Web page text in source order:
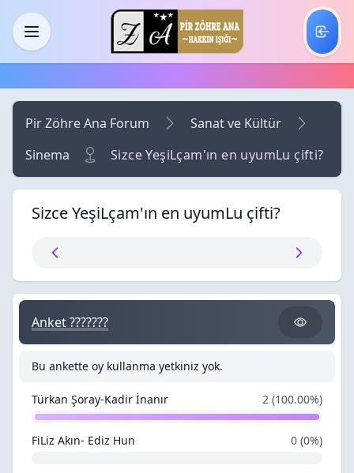
Skip to main content
Menü
Pir Zöhre Ana Forum
Sanat ve Kültür
Sinema
Sizce YeşiLçam'ın en uyumLu çifti?
Sizce YeşiLçam'ın en uyumLu çifti?
Anket ???????
Bu ankette oy kullanma yetkiniz yok.
Türkan Şoray-Kadir İnanır 2 (100.00%)
FiLiz Akın- Ediz Hun 0 (0%)